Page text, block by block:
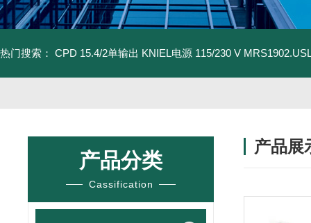
热门搜索： CPD 15.4/2单输出 KNIEL电源 115/230 V
产品分类
Cassification
产品展